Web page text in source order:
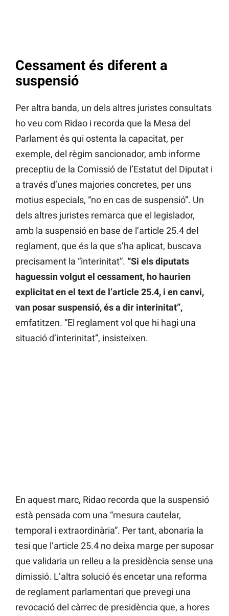
Cessament és diferent a
suspensió
Per altra banda, un dels altres juristes consultats
ho veu com Ridao i recorda que la Mesa del
Parlament és qui ostenta la capacitat, per
exemple, del règim sancionador, amb informe
preceptiu de la Comissió de l’Estatut del Diputat i
a través d’unes majories concretes, per uns
motius especials, “no en cas de suspensió”. Un
dels altres juristes remarca que el legislador,
amb la suspensió en base de l’article 25.4 del
reglament, que és la que s’ha aplicat, buscava
precisament la “interinitat”. “Si els diputats
haguessin volgut el cessament, ho haurien
explicitat en el text de l’article 25.4, i en canvi,
van posar suspensió, és a dir interinitat”,
emfatitzen. “El reglament vol que hi hagi una
situació d’interinitat”, insisteixen.
En aquest marc, Ridao recorda que la suspensió
està pensada com una “mesura cautelar,
temporal i extraordinària”. Per tant, abonaria la
tesi que l’article 25.4 no deixa marge per suposar
que validaria un relleu a la presidència sense una
dimissió. L’altra solució és encetar una reforma
de reglament parlamentari que prevegi una
revocació del càrrec de presidència que, a hores